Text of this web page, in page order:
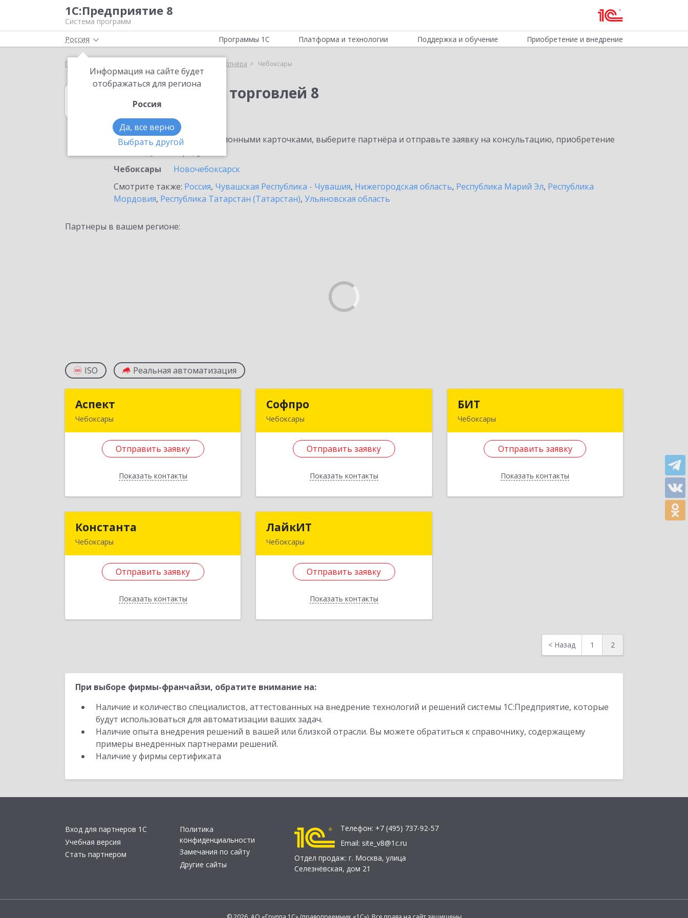
1С:Предприятие 8
Система программ
Россия
Информация на сайте будет
отображаться для региона
Россия
Да, все верно
Выбрать другой
Программы 1С Платформа и технологии Поддержка и обучение Приобретение и внедрение
Главная Выбор партнёра Чебоксары
1С:Управление торговлей 8
в Чебоксарах
Ознакомьтесь с информационными карточками, выберите партнёра и отправьте заявку на консультацию, приобретение
Чебоксары
Новочебоксарск
Смотрите также: Россия, Чувашская Республика - Чувашия, Нижегородская область, Республика Марий Эл, Республика
Мордовия, Республика Татарстан (Татарстан), Ульяновская область
Партнеры в вашем регионе:
ISO Реальная автоматизация
Аспект
Чебоксары
Отправить заявку
Показать контакты
Чувашия, Чебоксары г, Калинина ул,
Здание № 107, оф.308
Подробнее
Софпро
Чебоксары
Отправить заявку
Показать контакты
Чувашия, г.о. город Чебоксары,
Чебоксары г, Куйбышева ул, дом № 35
Подробнее
БИТ
Чебоксары
Отправить заявку
Показать контакты
Чувашия, Чебоксары г, Т.Кривова ул,
дом № 4, а
Подробнее
Константа
Чебоксары
Отправить заявку
Показать контакты
Чувашия, Чебоксары г,
Композиторов Воробьевых ул, дом №
ЛайкИТ
Чебоксары
Отправить заявку
Показать контакты
Чувашия, Чебоксары г,
Композиторов Воробьевых ул, дом №
< Назад 1 2
При выборе фирмы-франчайзи, обратите внимание на:
Наличие и количество специалистов, аттестованных на внедрение технологий и решений системы 1С:Предприятие, которые
будут использоваться для автоматизации ваших задач.
Наличие опыта внедрения решений в вашей или близкой отрасли. Вы можете обратиться к справочнику, содержащему
примеры внедренных партнерами решений.
Наличие у фирмы сертификата
Вход для партнеров 1С
Учебная версия
Стать партнером
Политика
конфиденциальности
Замечания по сайту
Другие сайты
Телефон: +7 (495) 737-92-57
Email: site_v8@1c.ru
Отдел продаж: г. Москва, улица
Селезнёвская, дом 21